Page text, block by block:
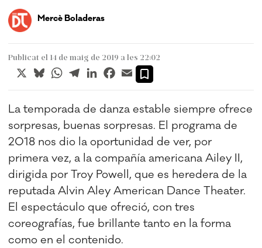
Mercè Boladeras
Publicat el 14 de maig de 2019 a les 22:02
X BlueskyWhatsApp
TelegramLinkedInFacebook
Email
La temporada de danza estable siempre ofrece
sorpresas, buenas sorpresas. El programa de
2018 nos dio la oportunidad de ver, por
primera vez, a la compañía americana Ailey II,
dirigida por Troy Powell, que es heredera de la
reputada Alvin Aley American Dance Theater.
El espectáculo que ofreció, con tres
coreografías, fue brillante tanto en la forma
como en el contenido.